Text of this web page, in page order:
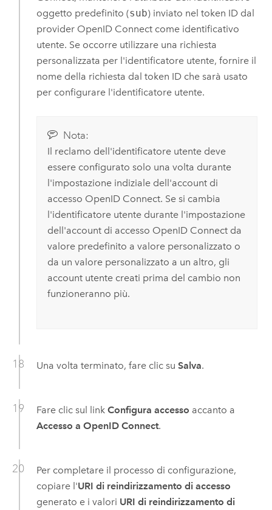
oggetto predefinito (sub) inviato nel token ID dal
provider OpenID Connectcome identificativo
utente. Se occorre utilizzare una richiesta
personalizzata per l'identificatore utente, fornire il
nome della richiesta dal token ID che sarà usato
per configurare l'identificatore utente.
Nota:
Il reclamo dell'identificatore utente deve
essere configurato solo una volta durante
l'impostazione indiziale dell'account di
accesso OpenID Connect. Se si cambia
l'identificatore utente durante l'impostazione
dell'account di accesso OpenID Connectda
valore predefinito a valore personalizzato o
da un valore personalizzato a un altro, gli
account utente creati prima del cambio non
funzioneranno più.
Una volta terminato, fare clic su Salva.
Fare clic sul link Configura accesso accanto a
Accesso a OpenID Connect.
Per completare il processo di configurazione,
copiare l'URI di reindirizzamento di accesso
generato e i valori URI di reindirizzamento di